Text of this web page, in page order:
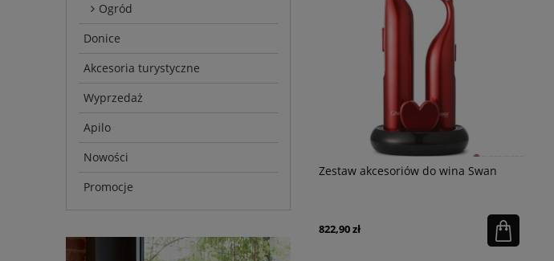
Ogród
Donice
Akcesoria turystyczne
Wyprzedaż
Apilo
Nowości
Promocje
Zestaw akcesoriów do wina Swan
822,90 zł